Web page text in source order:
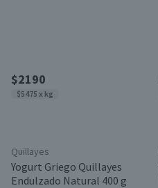
$2190
$5475 x kg
Quillayes
Yogurt Griego Quillayes
Endulzado Natural 400 g